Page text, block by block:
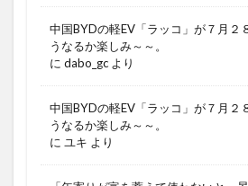
中国BYDの軽EV「ラッコ」が７月２
うなるか楽しみ～～。
に dabo_gc より
中国BYDの軽EV「ラッコ」が７月２
うなるか楽しみ～～。
に ユキ より